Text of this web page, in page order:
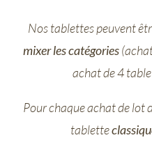
Saunion
Nos tablettes peuvent
mixer les catégories
achat de 4
Pour chaque achat de lot
tablette